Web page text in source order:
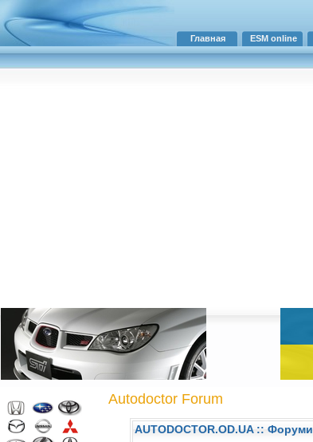
Главная ESM online
Autodoctor Forum
AUTODOCTOR.OD.UA:: Форуми